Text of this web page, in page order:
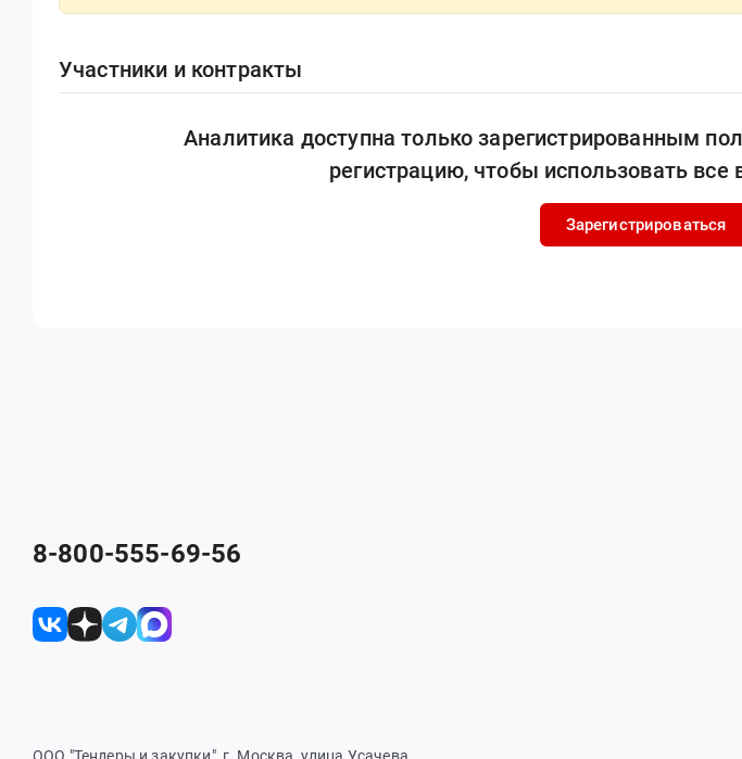
Участники и контракты
Аналитика доступна только зарегистрированным
регистрацию, чтобы использовать все
Зарегистрироваться
8-800-555-69-56